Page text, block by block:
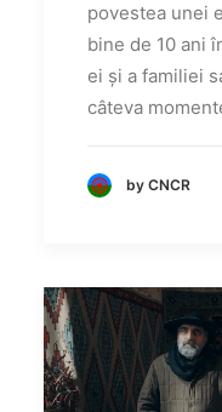
povestea unei
bine de 10 ani
ei și a familiei
câteva
by CNCR